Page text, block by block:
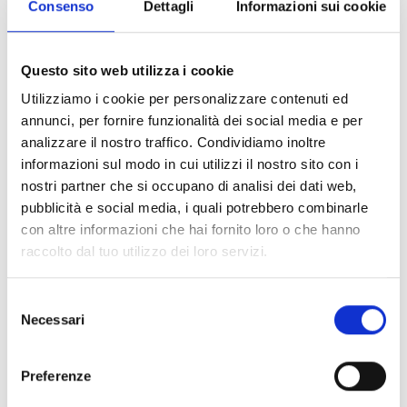
Consenso Dettagli Informazioni sui cookie
Questo sito web utilizza i cookie
Utilizziamo i cookie per personalizzare contenuti ed
annunci, per fornire funzionalità dei social media e per
analizzare il nostro traffico. Condividiamo inoltre
informazioni sul modo in cui utilizzi il nostro sito con i
nostri partner che si occupano di analisi dei dati web,
pubblicità e social media, i quali potrebbero combinarle
con altre informazioni che hai fornito loro o che hanno
raccolto dal tuo utilizzo dei loro servizi.
delNecessari
Preferenze
ECO-
ECKENSCHUTZ
MASHED PAPER